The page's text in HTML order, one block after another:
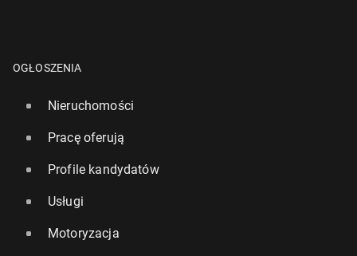
OGŁOSZENIA
Nieruchomości
Pracę oferują
Profile kandydatów
Usługi
Motoryzacja